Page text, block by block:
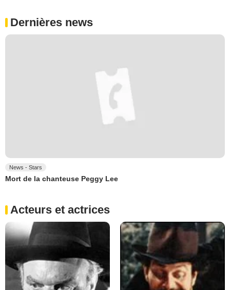
Dernières news
News - Stars
Mort de la chanteuse Peggy Lee
Acteurs et actrices